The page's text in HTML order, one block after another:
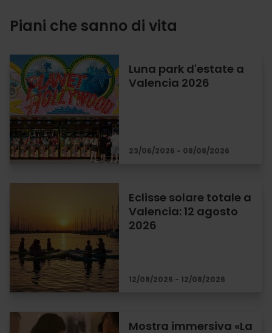
Piani che sanno di vita
Luna park d'estate a
Valencia 2026
23/06/2026 - 08/08/2026
Eclisse solare totale a
Valencia: 12 agosto
2026
12/08/2026 - 12/08/2026
Mostra immersiva «La